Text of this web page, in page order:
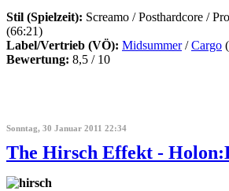
Stil (Spielzeit): Screamo / Posthardcore /
(66:21)
Label/Vertrieb (VÖ): Midsummer/Cargo
Bewertung: 8,5 / 10
Sonntag, 30 Januar 2011 22:34
The Hirsch Effekt -